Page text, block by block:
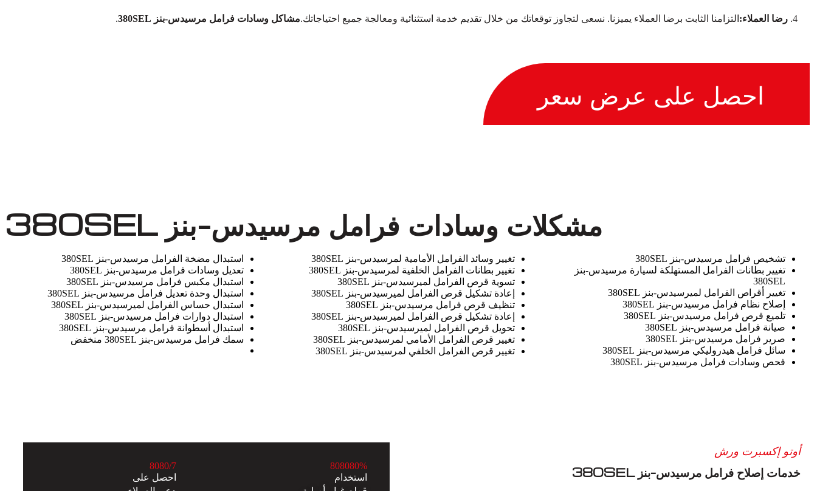
رضا العملاء: التزامنا الثابت برضا العملاء يميزنا. نسعى لتجاوز توقعاتك من خلال تقديم خدمة استثنائية ومعالجة جميع احتياجاتك.مشاكل وسادات فرامل مرسيدس-بنز 380SEL .
احصل على عرض سعر
مشكلات وسادات فرامل مرسيدس-بنز 380SEL
تشخيص فرامل مرسيدس-بنز 380SEL
تغيير بطانات الفرامل المستهلكة لسيارة مرسيدس-بنز
380SEL
تغيير أقراص الفرامل لميرسيدس-بنز 380SEL
إصلاح نظام فرامل مرسيدس-بنز 380SEL
تلميع قرص فرامل مرسيدس-بنز 380SEL
صيانة فرامل مرسيدس-بنز 380SEL
صرير فرامل مرسيدس-بنز 380SEL
سائل فرامل هيدروليكي مرسيدس-بنز 380SEL
فحص وسادات فرامل مرسيدس-بنز 380SEL
تغيير وسائد الفرامل الأمامية لمرسيدس-بنز 380SEL
تغيير بطانات الفرامل الخلفية لمرسيدس-بنز 380SEL
تسوية قرص الفرامل لميرسيدس-بنز 380SEL
إعادة تشكيل قرص الفرامل لميرسيدس-بنز 380SEL
تنظيف قرص فرامل مرسيدس-بنز 380SEL
إعادة تشكيل قرص الفرامل لميرسيدس-بنز 380SEL
تحويل قرص الفرامل لميرسيدس-بنز 380SEL
تغيير قرص الفرامل الأمامي لمرسيدس-بنز 380SEL
تغيير قرص الفرامل الخلفي لمرسيدس-بنز 380SEL
استبدال مضخة الفرامل مرسيدس-بنز 380SEL
تعديل وسادات فرامل مرسيدس-بنز 380SEL
استبدال مكبس فرامل مرسيدس-بنز 380SEL
استبدال وحدة تعديل فرامل مرسيدس-بنز 380SEL
استبدال حساس الفرامل لميرسيدس-بنز 380SEL
استبدال دوارات فرامل مرسيدس-بنز 380SEL
استبدال أسطوانة فرامل مرسيدس-بنز 380SEL
سمك فرامل مرسيدس-بنز 380SEL منخفض
أوتو إكسبرت ورش
خدمات إصلاح فرامل مرسيدس-بنز 380SEL 808080%
استخدام
8080/7
احصل على